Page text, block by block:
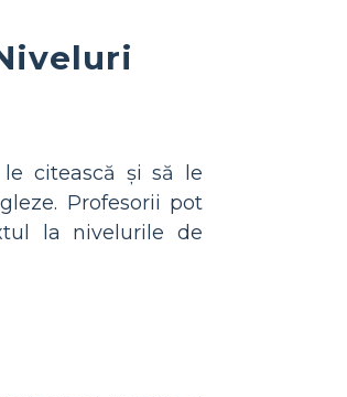
citească și să le
Profesorii pot
la nivelurile de